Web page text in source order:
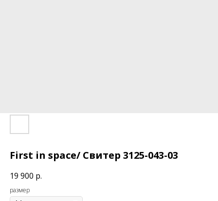
First in space/ Свитер 3125-043-03
19 900 р.
размер